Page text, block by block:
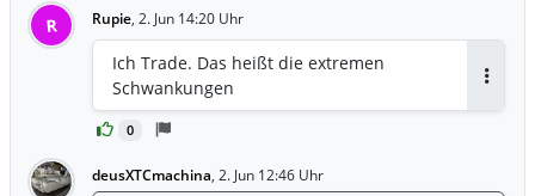
R Rupie, 2. Jun 14:20 Uhr
0
Ich Trade. Das heißt die extremen
Schwankungen
deusXTCmachina, 2. Jun 12:46 Uhr